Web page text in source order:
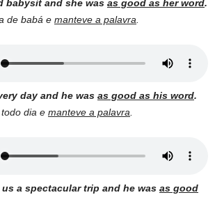
babysit and she was as good as her word.
de babá e manteve a palavra
day and he was as good as his word.
dia e manteve a palavra
a spectacular trip and he was as good